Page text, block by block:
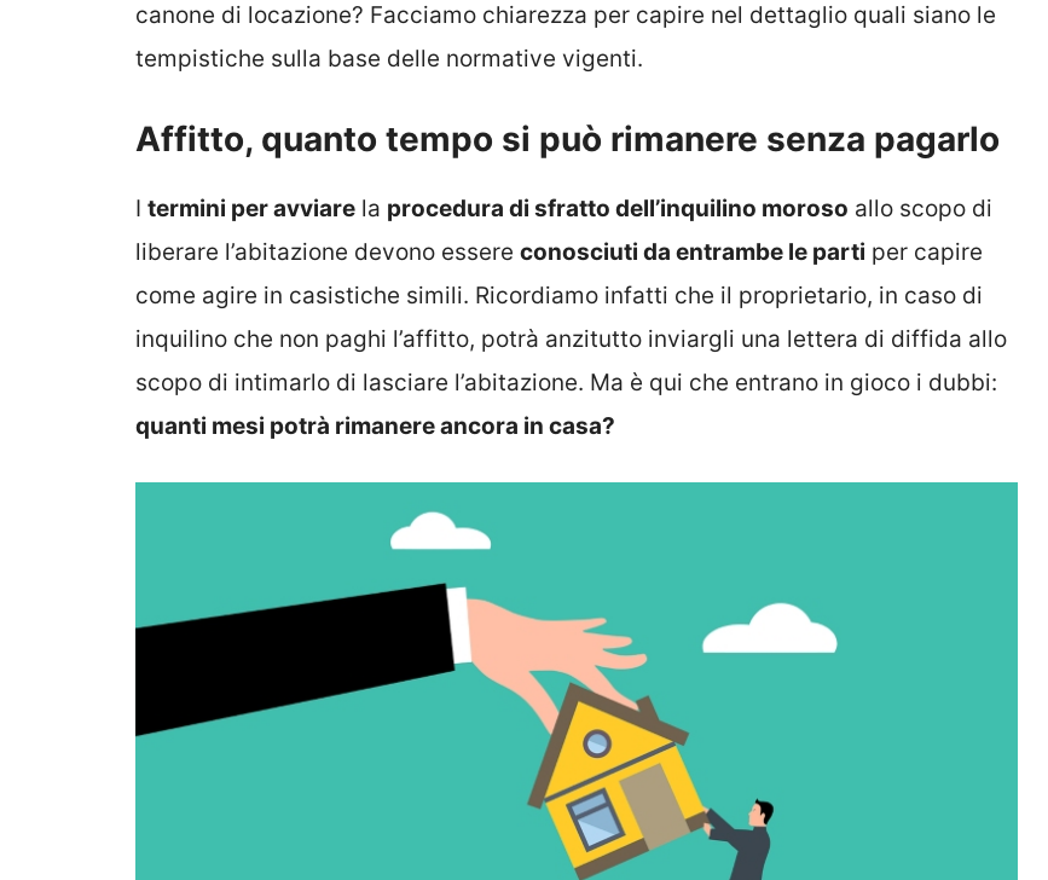
canone di locazione? Facciamo chiarezza per capire nel dettaglio quali siano le
tempistiche sulla base delle normative vigenti.
Affitto, quanto tempo si può rimanere senza pagarlo
I termini per avviare la procedura di sfratto dell’inquilino moroso allo scopo di
liberare l’abitazione devono essere conosciuti da entrambe le parti per capire
come agire in casistiche simili. Ricordiamo infatti che il proprietario, in caso di
inquilino che non paghi l’affitto, potrà anzitutto inviargli una lettera di diffida allo
scopo di intimarlo di lasciare l’abitazione. Ma è qui che entrano in gioco i dubbi:
quanti mesi potrà rimanere ancora in casa?